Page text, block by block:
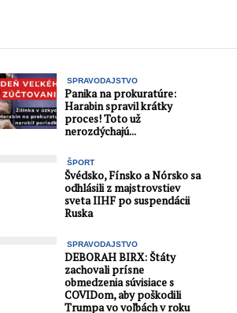
SPRAVODAJSTVO
Panika na prokuratúre:
Harabin spravil krátky
proces! Toto už
nerozdýchajú...
ŠPORT
Švédsko, Fínsko a Nórsko sa
odhlásili z majstrovstiev
sveta IIHF po suspendácii
Ruska
SPRAVODAJSTVO
DEBORAH BIRX: Štáty
zachovali prísne
obmedzenia súvisiace s
COVIDom, aby poškodili
Trumpa vo voľbách v roku